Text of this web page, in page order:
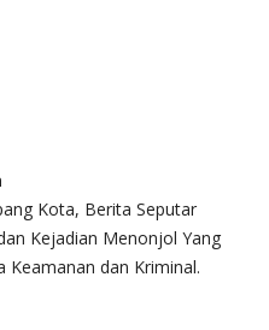
Kota, Berita Seputar
Kejadian Menonjol Yang
Keamanan dan Kriminal.